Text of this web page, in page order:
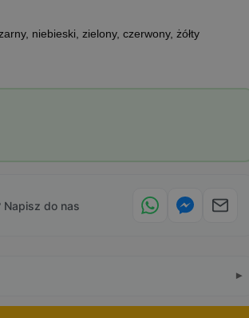
niebieski, zielony, czerwony, żółty
do nas